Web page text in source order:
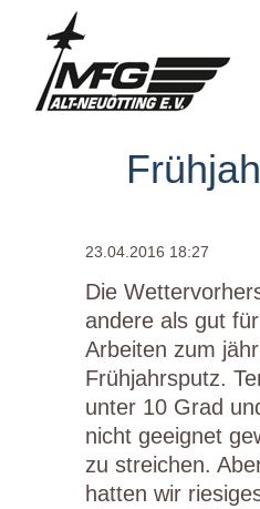
23.04.2016 18:27
Die
andere als gut
Arbeiten zum
Frühjahrsputz.
unter 10 Grad
nicht geeignet
zu streichen.
hatten wir